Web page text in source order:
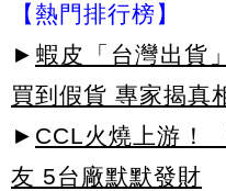
【熱門排行榜】
► 蝦皮「台灣出貨
買到假貨 專家揭真
► CCL火燒上游！
友 5台廠默默發財